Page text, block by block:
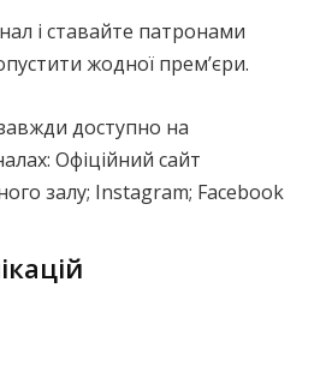
і ставайте патронами
жодної прем’єри.
доступно на
Офіційний сайт
залу; Instagram; Facebook